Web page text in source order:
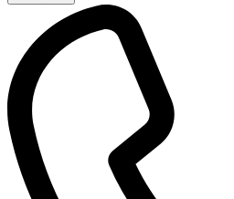
Les produits émettant de la lumière
faible consommation d'énergie aux
secours aux guirlandes de Noël, en
intelligents et le domaine de la santé.
deviennent plus sophistiquées, les
se renforcent. Chez DEKRA, nous
l'innovation et nos spécialistes se
évolutions dans le secteur de
couvrent les composants, les sous-
les systèmes d'éclairage complets et
l'obtention de marques de certification
DEKRA LED Performance, DLC,